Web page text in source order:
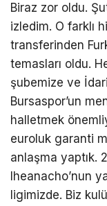
Biraz zor oldu.
izledim. O farklı
transferinden
temasları oldu.
şubemize ve
Bursaspor’un
halletmek
euroluk garanti
anlaşma yaptık.
Iheanacho’nun
ligimizde. Biz